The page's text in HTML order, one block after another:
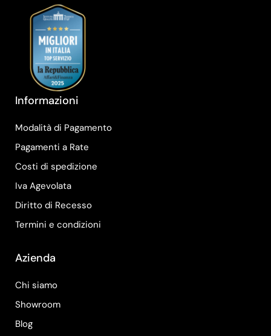
Informazioni
Modalità di Pagamento
Pagamenti a Rate
Costi di spedizione
Iva Agevolata
Diritto di Recesso
Termini e condizioni
Azienda
Chi siamo
Showroom
Blog